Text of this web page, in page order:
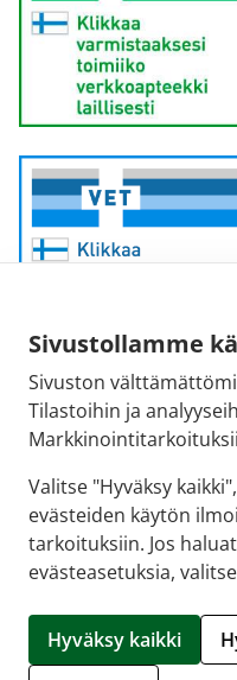
Sivustollamme
Sivuston
Tilastoihin ja
Valitse "Hyväksy
evästeiden käytön
tarkoituksiin. Jos
evästeasetuksia,
Hyväksy kaikki
Sähköpostiosoite:
kirjaamo@fimea.fi
Fimean vaihde:
029 522 3341
Hallitse evästeitä